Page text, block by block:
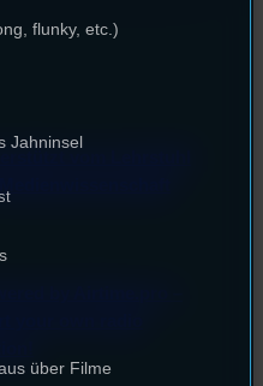
flunky, etc.)
Jahninsel
über Filme